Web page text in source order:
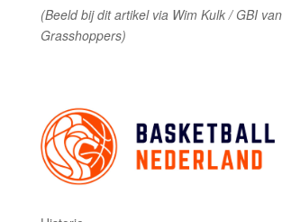
(Beeld bij dit artikel via Wim Kulk / GBI
Grasshoppers)